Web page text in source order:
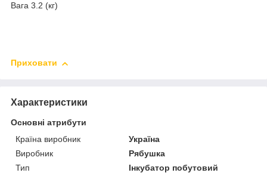
Вага 3.2 (кг)
Приховати
Характеристики
Основні атрибути
Країна виробник
Україна
Виробник
Рябушка
Тип
Інкубатор побутовий